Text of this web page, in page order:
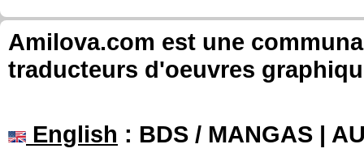
Amilova.com est une
traducteurs d'oeuvres
English : BDS / MANGAS |